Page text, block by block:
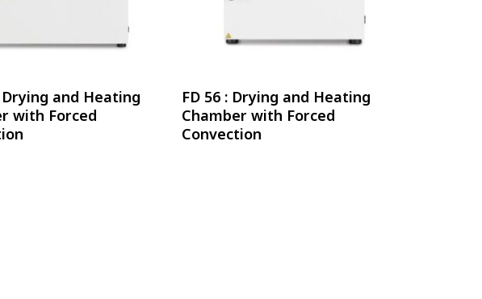
อ่านเพิ่ม
Drying and Heating
with Forced
อ่านเพิ่ม
FD 56 : Drying and Heating
Chamber with Forced
Convection